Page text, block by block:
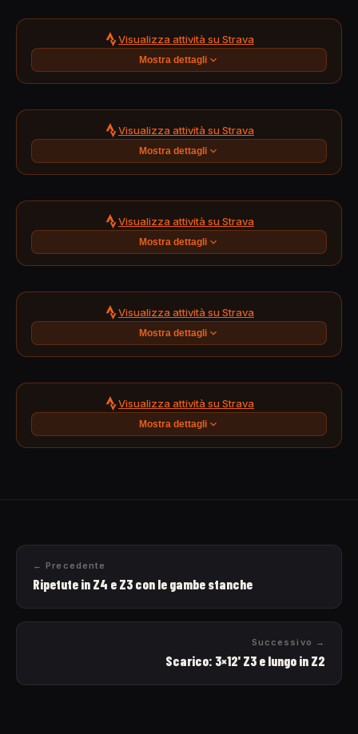
Visualizza attività su Strava
Mostra dettagli
Visualizza attività su Strava
Mostra dettagli
Visualizza attività su Strava
Mostra dettagli
Visualizza attività su Strava
Mostra dettagli
Visualizza attività su Strava
Mostra dettagli
← Precedente
Ripetute in Z4 e Z3 con le gambe stanche
Successivo →
Scarico: 3×12' Z3 e lungo in Z2